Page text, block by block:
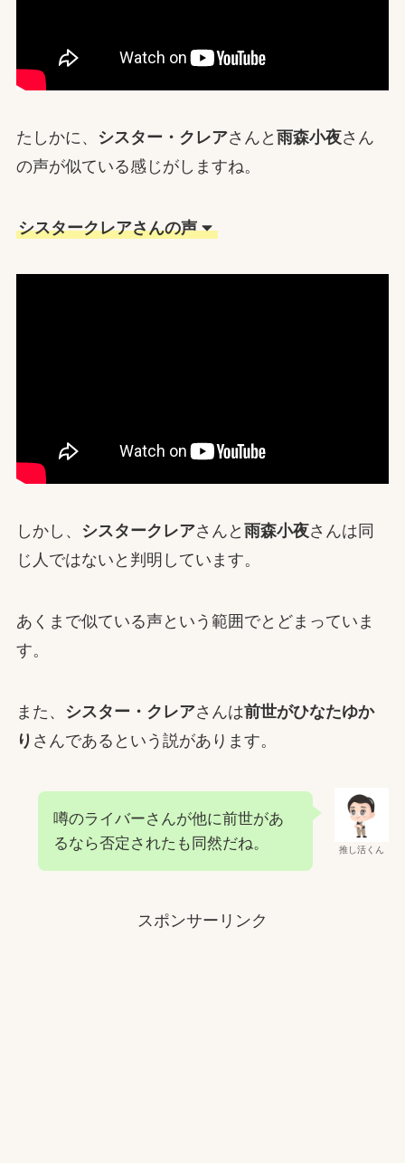
たしかに、 シスター・クレアさんと 雨森小夜さん
の声が似ている感じがしますね。
シスタークレアさんの声
しかし、 シスタークレアさんと 雨森小夜さんは同
じ人ではないと判明しています。
あくまで似ている声という範囲でとどまっていま
す。
また、 シスター・クレアさんは前世がひなたゆか
り さんであるという説があります。
推し活くん
噂のライバーさんが他に前世があ
るなら否定されたも同然だね。
スポンサーリンク